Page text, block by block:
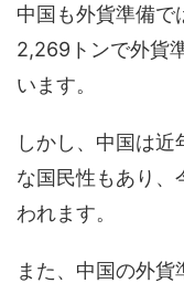
中国も外貨準備で
2,269トンで外貨
います。
しかし、中国は近
な国民性もあり、
われます。
また、中国の外